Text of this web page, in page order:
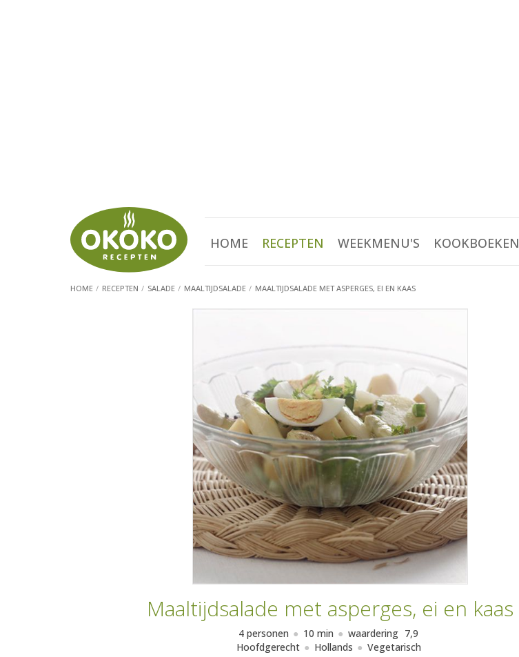
HOME RECEPTEN WEEKMENU'S KOOKBOEKEN
HOME RECEPTEN SALADE MAALTIJDSALADE MAALTIJDSALADE MET ASPERGES, EI EN KAAS
Maaltijdsalade met asperges, ei en kaas
4 personen 10 min waardering 7,9
Hoofdgerecht
Hollands Vegetarisch